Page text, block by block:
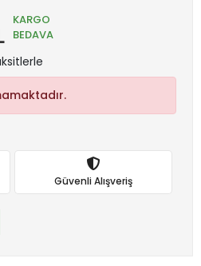
KARGO
BEDAVA
Güvenli Alışveriş